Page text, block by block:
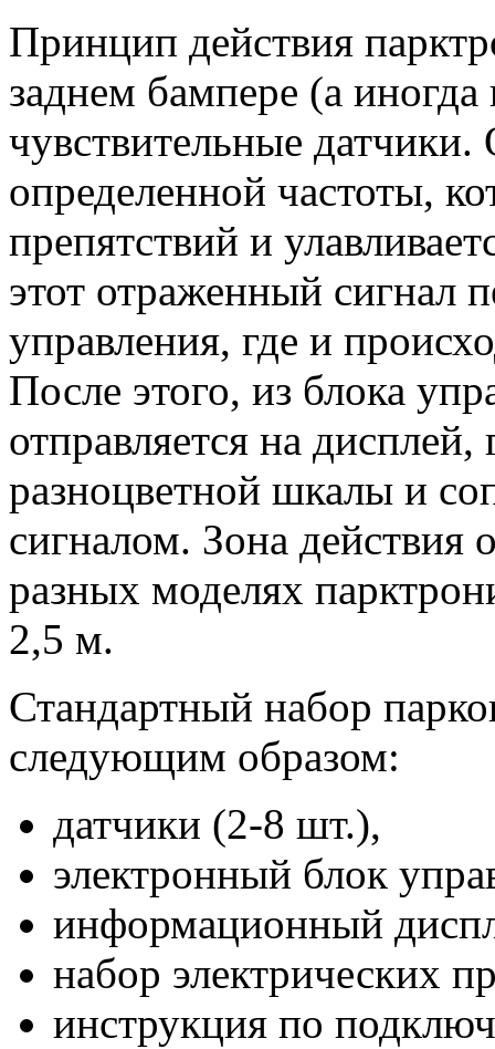
Принцип действия
заднем бампере (а
чувствительные
определенной частоты,
препятствий и
этот отраженный сигнал
управления, где и
После этого, из блока
отправляется на дисплей,
разноцветной шкалы и
сигналом. Зона действия
разных моделях
2,5 м.
Стандартный набор
следующим образом:
датчики (2-8 шт.),
электронный блок
информационный
набор электрических
инструкция по